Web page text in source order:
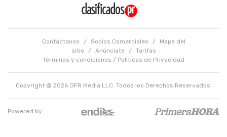
Contáctanos / Socios Comerciales /
Mapa del
sitio
/ Anúnciate /
Tarifas
Términos y condiciones / Políticas de Privacidad
Copyright @ 2026 GFR Media LLC. Todos los Derechos Reservados.
Powered by: